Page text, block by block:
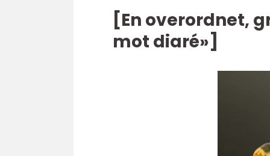
[En overordnet,
mot diaré»]